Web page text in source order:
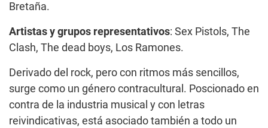
Bretaña.
Artistas y grupos representativos: Sex Pistols, The
Clash, The dead boys, Los Ramones.
Derivado del rock, pero con ritmos más sencillos,
surge como un género contracultural. Poscionado en
contra de la industria musical y con letras
reivindicativas, está asociado también a todo un